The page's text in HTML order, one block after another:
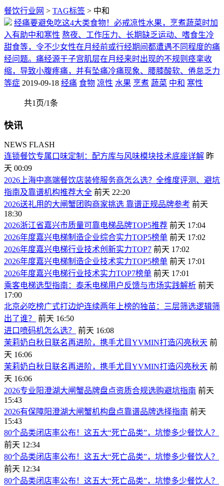
餐饮行业网 > TAG标签 > 中和
经痛要避免吃这4大类食物！必戒凉性水果，烹煮蔬菜时加
入有助中和寒性 熬夜、工作压力、长期缺乏运动、嗜食生冷
甜食等，令不少女性在月经前或行经期间都遭遇不同程度的痛
经问题。痛经源于子宫肌层在月经来时出现的不规则痉挛收
缩，导致小腹疼痛，并有坠痛冷痛现象、腰膝酸软、倦怠乏力
等症 2019-09-18 经痛 食物 凉性 水果 烹煮 蔬菜 中和 寒性
共1页/1条
快讯
NEWS FLASH
连锁餐饮专属口味定制：配方库与风味模块技术底座详解 昨
天 00:09
2026上海中高端餐饮店装修服务商怎么选？全维度评测、避坑
指南及靠谱机构推荐大全 前天 22:20
2026送礼用的大闸蟹团购商家挑选 靠谱正规品牌参考 前天
18:30
2026浙江省嘉兴市质量可靠电梯品牌TOP5推荐 前天 17:04
2026年度嘉兴电梯制造企业综合实力TOP5榜单 前天 17:02
2026年度嘉兴电梯行业技术创新实力TOP7 前天 17:02
2026年度嘉兴电梯制造企业技术实力TOP5榜单 前天 17:01
2026年度嘉兴电梯行业技术实力TOP7榜单 前天 17:01
乘客电梯选型指南：泰禾电梯用户反馈与市场实践解析 前天
17:00
北京必吃榜广式打边炉连续两年上榜的独苗：三层筛选逻辑筛
出了谁？
前天 16:50
进口喷码机怎么选？
前天 16:08
茉莉奶白秋日联名再进阶，携手尤目YVMIN打造闪亮秋天 前
天 16:06
茉莉奶白秋日联名再进阶，携手尤目YVMIN打造闪亮秋天 前
天 16:06
2026专业阳澄湖大闸蟹品牌盘点资质合规选购避坑指南 前天
15:43
2026有保障阳澄湖大闸蟹机构盘点靠谱品牌选择指南 前天
15:43
80个品类闭店率公布！这五大“死亡品类”，坑惨多少餐饮人？
前天 12:34
80个品类闭店率公布！这五大“死亡品类”，坑惨多少餐饮人？
前天 12:34
80个品类闭店率公布！这五大“死亡品类”，坑惨多少餐饮人？